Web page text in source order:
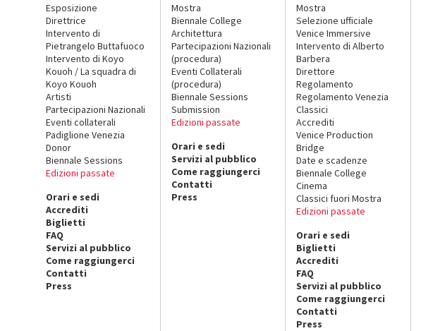
Esposizione
Direttrice
Intervento di
Pietrangelo Buttafuoco
Intervento di Koyo
Kouoh / La squadra di
Koyo Kouoh
Artisti
Partecipazioni Nazionali
Eventi collaterali
Padiglione Venezia
Donor
Biennale Sessions
Edizioni passate
Orari e sedi
Accrediti
Biglietti
FAQ
Servizi al pubblico
Come raggiungerci
Contatti
Press
Mostra
Biennale College
Architettura
Partecipazioni Nazionali
(procedura)
Eventi Collaterali
(procedura)
Biennale Sessions
Submission
Edizioni passate
Orari e sedi
Servizi al pubblico
Come raggiungerci
Contatti
Press
Mostra
Selezione ufficiale
Venice Immersive
Intervento di Alberto
Barbera
Direttore
Regolamento
Regolamento Venezia
Classici
Accrediti
Venice Production
Bridge
Date e scadenze
Biennale College
Cinema
Classici fuori Mostra
Edizioni passate
Orari e sedi
Biglietti
Accrediti
FAQ
Servizi al pubblico
Come raggiungerci
Contatti
Press